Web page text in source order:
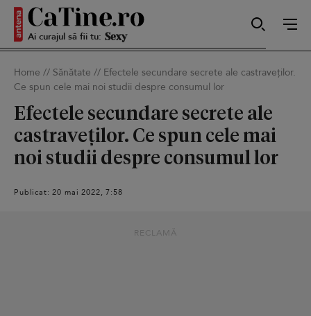
Ai curajul să fii tu: Spontană
Autentică
Home // Sănătate // Efectele secundare secrete ale castraveților.
Ce spun cele mai noi studii despre consumul lor
Efectele secundare secrete ale
castraveților. Ce spun cele mai
noi studii despre consumul lor
Publicat: 20 mai 2022, 7:58
RECLAMĂ